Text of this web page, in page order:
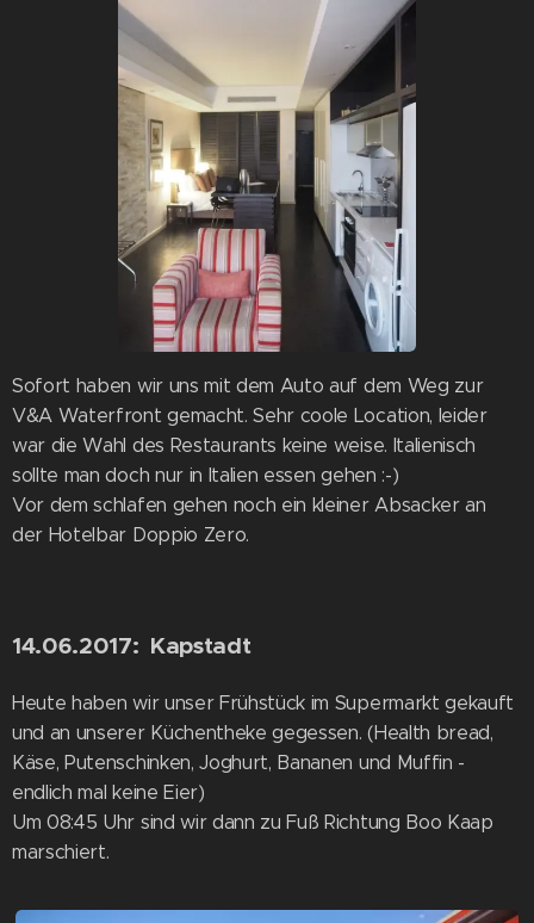
Sofort haben wir uns mit dem Auto auf dem Weg zur
V&A Waterfront gemacht. Sehr coole Location, leider
war die Wahl des Restaurants keine weise. Italienisch
sollte man doch nur in Italien essen gehen :-)
Vor dem schlafen gehen noch ein kleiner Absacker an
der Hotelbar Doppio Zero.
14.06.2017: Kapstadt
Heute haben wir unser Frühstück im Supermarkt gekauft
und an unserer Küchentheke gegessen. (Health bread,
Käse, Putenschinken, Joghurt, Bananen und Muffin -
endlich mal keine Eier)
Um 08:45 Uhr sind wir dann zu Fuß Richtung Boo Kaap
marschiert.